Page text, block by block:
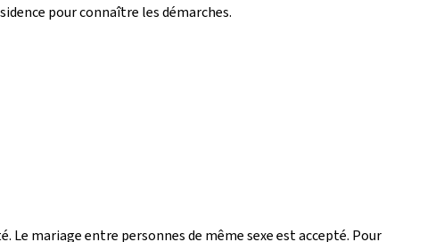
pour connaître les démarches.
mariage entre personnes de même sexe est accepté. Pour